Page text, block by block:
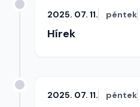
2025. 07. 11. péntek
Hírek
2025. 07. 11. péntek